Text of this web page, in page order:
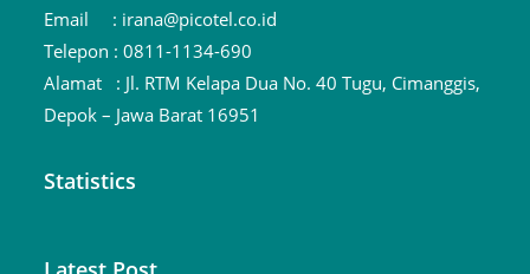
Email : irana@picotel.co.id
Telepon :0811-1134-690
Alamat : Jl. RTM Kelapa Dua No. 40 Tugu, Cimanggis,
Depok – Jawa Barat 16951
Statistics